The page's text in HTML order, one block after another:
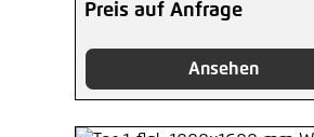
Preis auf Anfrage
Ansehen